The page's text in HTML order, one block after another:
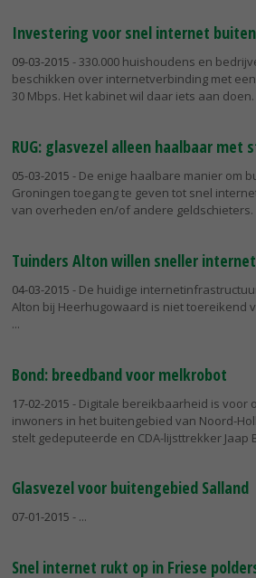
Investering voor snel internet
09-03-2015 - 330.000 huishoudens en
beschikken over internetverbinding met
30 Mbps. Het kabinet wil daar iets aan doen.
RUG: glasvezel alleen haalbaar met
05-03-2015 - De enige haalbare manier om
Groningen toegang te geven tot snel
van overheden en/of andere geldschieters.
Tuinders Alton willen sneller internet
04-03-2015 - De huidige
Alton bij Heerhugowaard is niet toereikend
Bond: breedband voor melkrobot
17-02-2015 - Digitale bereikbaarheid is voor
inwoners in het buitengebied van Noord-
stelt gedeputeerde en CDA-lijsttrekker Jaap
Glasvezel voor buitengebied Salland
07-01-2015 -
Snel internet rukt op in Friese